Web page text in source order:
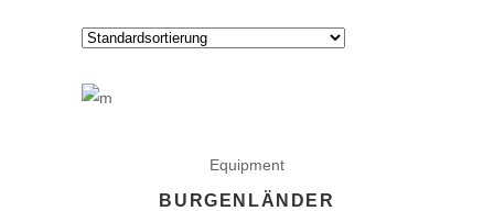
Equipment
BURGENLÄNDER